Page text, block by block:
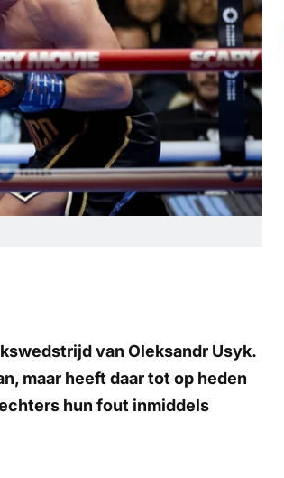
van Oleksandr Usyk.
maar heeft daar tot op heden
hun fout inmiddels